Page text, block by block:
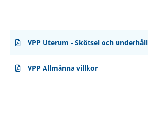
VPP Uterum - Skötsel och underhåll
VPP Allmänna villkor